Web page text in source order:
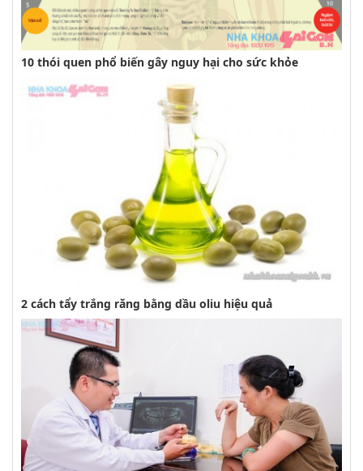
10 thói quen phổ biến gây nguy hại cho sức khỏe
2 cách tẩy trắng răng bằng dầu oliu hiệu quả